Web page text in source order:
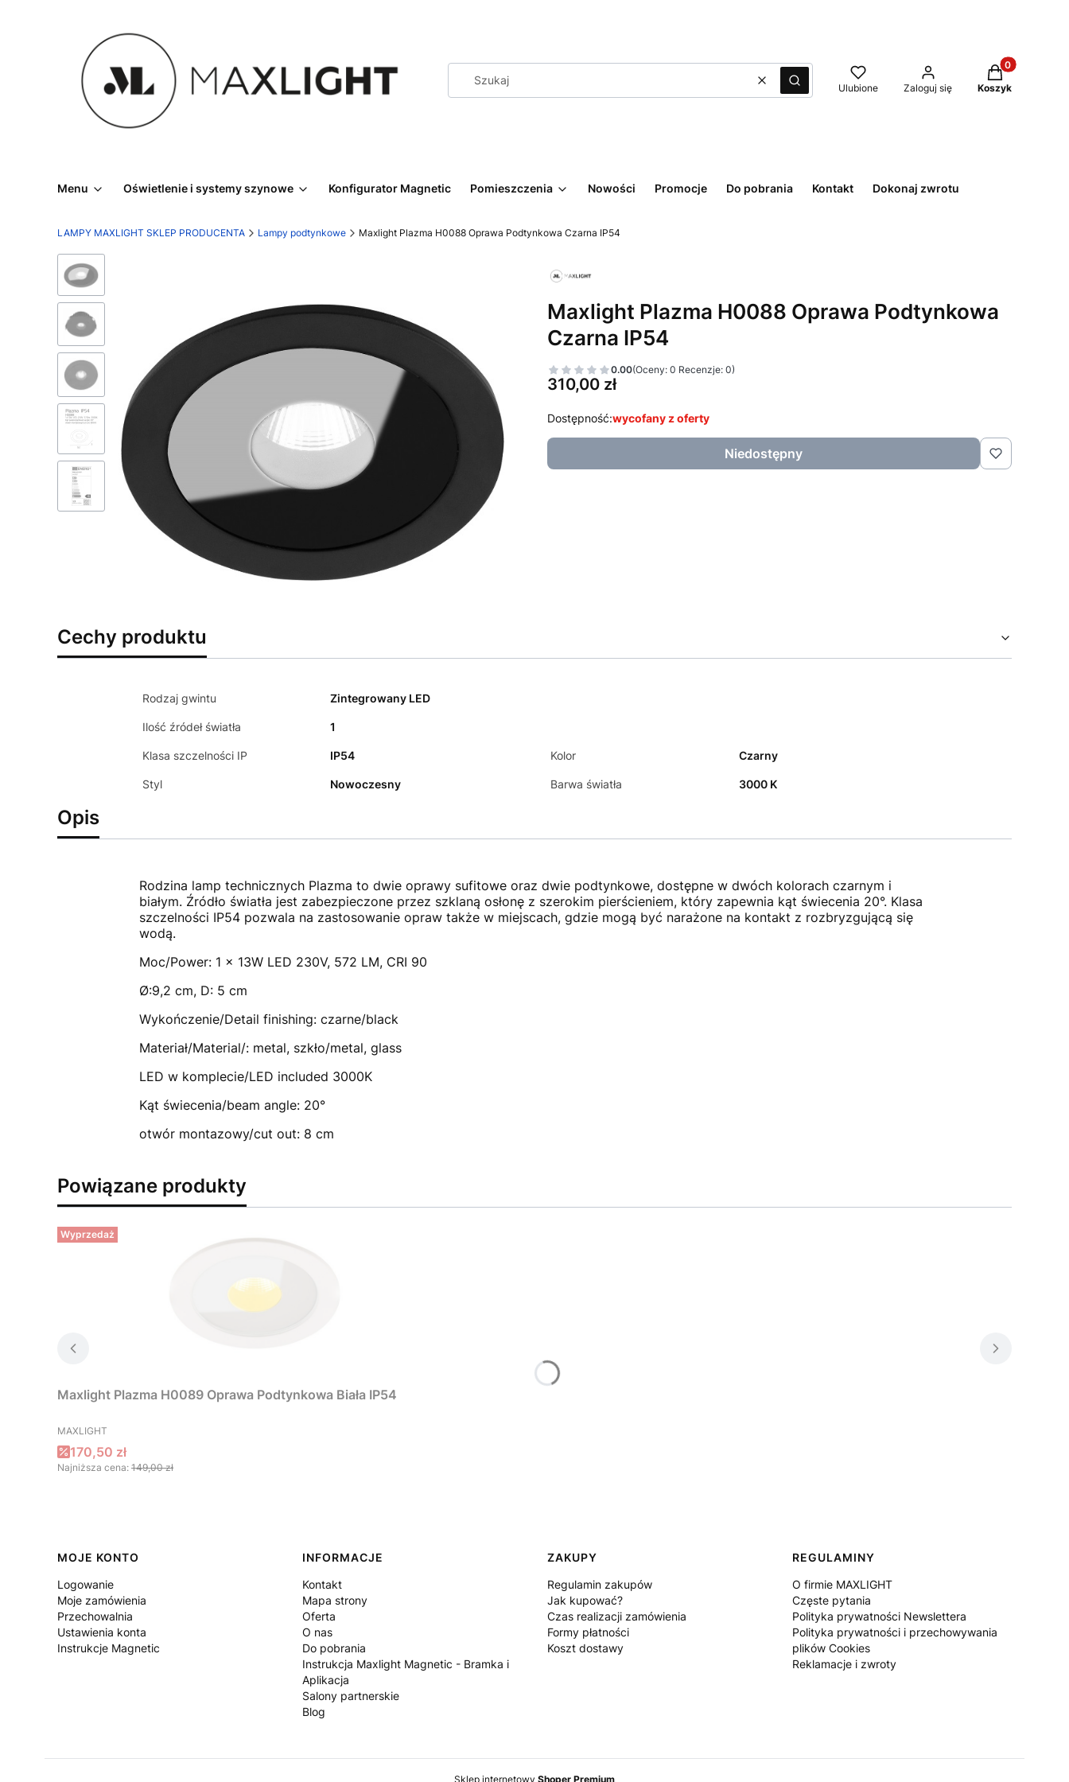
WyczyśćSzukaj Ulubione Zaloguj się
Produkty w
Koszyk
Menu Oświetlenie i systemy szynowe Konfigurator Magnetic Pomieszczenia Nowości Promocje Do pobrania Kontakt Dokonaj zwrotu
LAMPY MAXLIGHT SKLEP PRODUCENTA Lampy podtynkowe Maxlight Plazma H0088 Oprawa Podtynkowa Czarna IP54
Maxlight Plazma H0088 Oprawa Podtynkowa
Czarna IP54
0.00(Oceny: 0 Recenzje: 0)
Cena
310,00 zł
Dostępność:wycofany z oferty
Niedostępny
Cechy produktu
Rodzaj gwintu Zintegrowany LED
Ilość źródeł światła 1
Klasa szczelności IP IP54 Kolor Czarny
Styl Nowoczesny Barwa światła 3000 K
Opis
Rodzina lamp technicznych Plazma to dwie oprawy sufitowe oraz dwie podtynkowe, dostępne w dwóch kolorach czarnym i
białym. Źródło światła jest zabezpieczone przez szklaną osłonę z szerokim pierścieniem, który zapewnia kąt świecenia 20°. Klasa
szczelności IP54 pozwala na zastosowanie opraw także w miejscach, gdzie mogą być narażone na kontakt z rozbryzgującą się
wodą.
Moc/Power: 1 x 13W LED 230V, 572 LM, CRI 90
Ø:9,2 cm, D: 5 cm
Wykończenie/Detail finishing: czarne/black
Materiał/Material/: metal, szkło/metal, glass
LED w komplecie/LED included 3000K
Kąt świecenia/beam angle: 20°
otwór montazowy/cut out: 8 cm
Powiązane produkty
Wyprzedaż
Maxlight Plazma H0089 Oprawa Podtynkowa Biała IP54
PRODUCENT
MAXLIGHT
Cena promocyjna
170,50 zł
Najniższa cena: 149,00 zł
Linki w stopce
MOJE KONTO
Logowanie
Moje zamówienia
Przechowalnia
Ustawienia konta
Instrukcje Magnetic
INFORMACJE
Kontakt
Mapa strony
Oferta
O nas
Do pobrania
Instrukcja Maxlight Magnetic - Bramka i
Aplikacja
Salony partnerskie
Blog
ZAKUPY
Regulamin zakupów
Jak kupować?
Czas realizacji zamówienia
Formy płatności
Koszt dostawy
REGULAMINY
O firmie MAXLIGHT
Częste pytania
Polityka prywatności Newslettera
Polityka prywatności i przechowywania
plików Cookies
Reklamacje i zwroty
Sklep internetowy Shoper Premium